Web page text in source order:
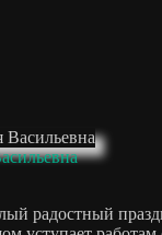
радостный